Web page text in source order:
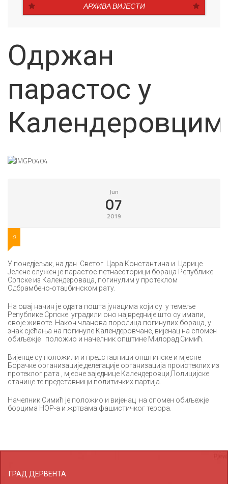
АРХИВА ВИЈЕСТИ
Одржан
парастос у
Jun
07
2019
0
У понедјељак, на дан Светог Цара Константина и Царице
Јелене служен је парастос петнаесторици бораца Републике
Српске из Календероваца, погинулим у протеклом
Одбрамбено-отаџбинском рату.
На овај начин је одата пошта јунацима који су у темеље
Републике Српске уградили оно највредније што су имали,
своје животе. Након чланова породица погинулих бораца, у
знак сјећања на погинуле Календеровчане, вијенац на спомен
обиљежје положио и начелник општине Милорад Симић.
Вијенце су положили и представници општинске и мјесне
Борачке организације,делегације организација проистеклих из
протеклог рата , мјесне заједнице Календеровци,Полицијске
станице те представници политичких партија.
Начелник Симић је положио и вијенац на спомен обиљежје
борцима НОР-а и жртвама фашистичког терора.
ГРАД ДЕРВЕНТА